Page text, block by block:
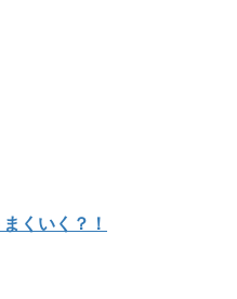
くいく？！